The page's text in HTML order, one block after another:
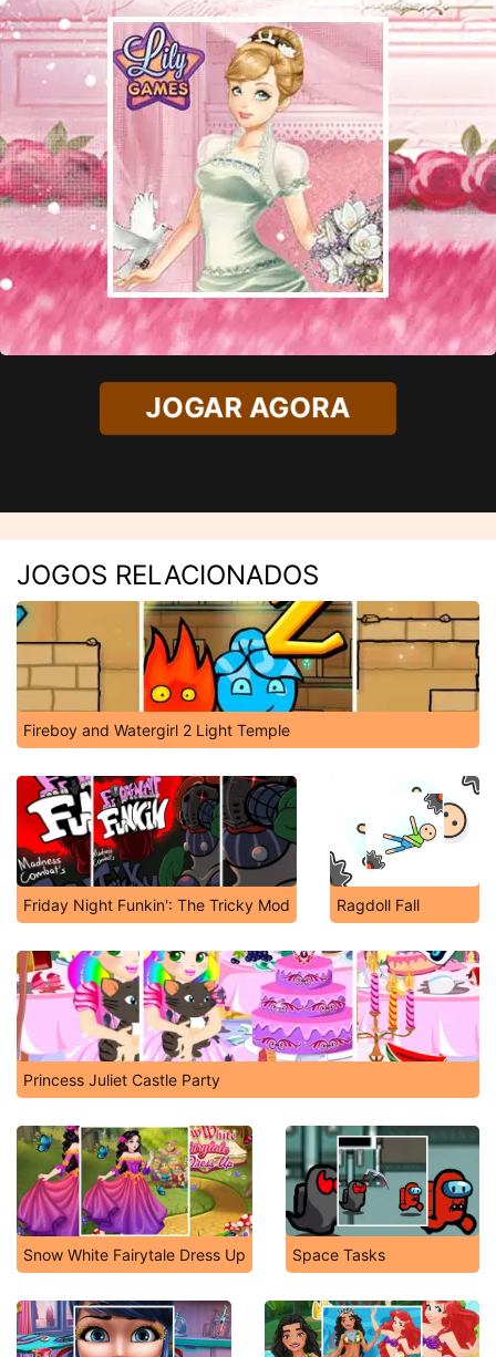
JOGAR AGORA
JOGOS RELACIONADOS
Fireboy and Watergirl 2 Light Temple
Friday Night Funkin': The Tricky Mod Ragdoll Fall
Princess Juliet Castle Party
Snow White Fairytale Dress Up Space Tasks